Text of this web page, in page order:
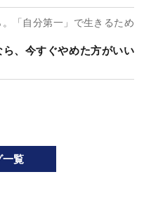
「自分第一」で生きるため
ら、今すぐやめた方がいい
覧